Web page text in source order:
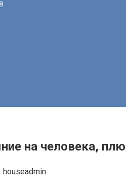
на человека,
houseadmin